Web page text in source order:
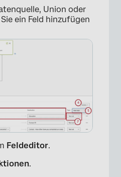
×
Union oder
ein Feld hinzufügen
Feldeditor.
.